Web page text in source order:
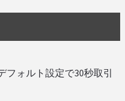
フォルト設定で30秒取引